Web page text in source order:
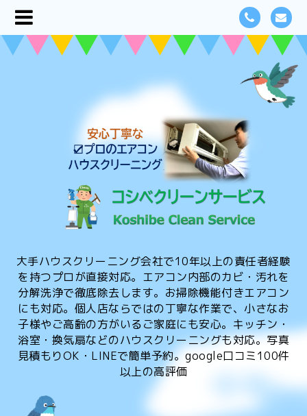
大手ハウスクリーニング会社で10年以上の責任者経験
を持つプロが直接対応。エアコン内部のカビ・汚れを
分解洗浄で徹底除去します。お掃除機能付きエアコン
にも対応。個人店ならではの丁寧な作業で、小さなお
子様やご高齢の方がいるご家庭にも安心。キッチン・
浴室・換気扇などのハウスクリーニングも対応。写真
見積もりOK・LINEで簡単予約。google口コミ100件
以上の高評価